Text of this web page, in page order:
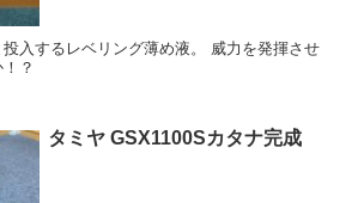
入するレベリング薄め液。 威力を発揮させ
？
タミヤ GSX1100Sカタナ完成